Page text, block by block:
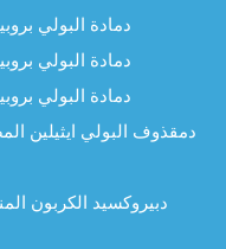
دمادة البولي
دمادة البولي
دمادة البولي
دمقذوف البولي ايثيلين
دبيروكسيد الكربون